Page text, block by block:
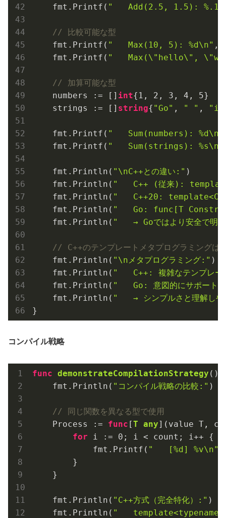
    fmt.Printf(
"   Add(2.5, 1.5):
// 比較可能な型
    fmt.Printf(
"   Max(10, 5): %d\n" ,
    fmt.Printf(
"   Max(\"hello\",
// 加算可能な型
    numbers := []
int{ 1 , 2 , 3 , 4 , 5}
    strings := []
string{ "Go" , " " ,
    fmt.Printf(
"   Sum(numbers): %d\n"
    fmt.Printf(
"   Sum(strings): %s\n"
    fmt.Println(
"\nC++との違い:" )
    fmt.Println(
"   C++ (従来):
    fmt.Println(
"   C++20:
    fmt.Println(
"   Go: func[T
    fmt.Println(
"   → Goではより安全で明
// C++のテンプレートメタプログラミングは
    fmt.Println(
"\nメタプログラミング:" )
    fmt.Println(
"   C++: 複雑なテンプレー
    fmt.Println(
"   Go: 意図的にサポート
    fmt.Println(
"   → シンプルさと理解しや
コンパイル戦略
func demonstrateCompilationStrategy ()
    fmt.Println(
"コンパイル戦略の比較:" )
// 同じ関数を異なる型で使用
    Process :=
func [T any] (value T,
for i := 0 ; i < count; i++ {
            fmt.Printf(
"   [%d] %v\n"
        }
    }
    fmt.Println(
"C++方式（完全特化）:" )
    fmt.Println(
"   template<typename